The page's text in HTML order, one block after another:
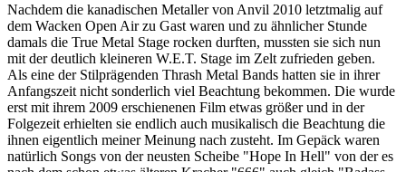
Nachdem die kanadischen Metaller von Anvil 2010 letztmalig auf
dem Wacken Open Air zu Gast waren und zu ähnlicher Stunde
damals die True Metal Stage rocken durften, mussten sie sich nun
mit der deutlich kleineren W.E.T. Stage im Zelt zufrieden geben.
Als eine der Stilprägenden Thrash Metal Bands hatten sie in ihrer
Anfangszeit nicht sonderlich viel Beachtung bekommen. Die wurde
erst mit ihrem 2009 erschienenen Film etwas größer und in der
Folgezeit erhielten sie endlich auch musikalisch die Beachtung die
ihnen eigentlich meiner Meinung nach zusteht. Im Gepäck waren
natürlich Songs von der neusten Scheibe "Hope In Hell" von der es